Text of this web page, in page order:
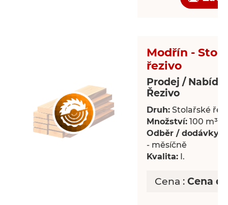
Modřín -
řezivo
Prodej /
Řezivo
Druh: Stolařské
Množství: 100 m³
Odběr / dodávky:
- měsíčně
Kvalita: I.
Cena : Cena